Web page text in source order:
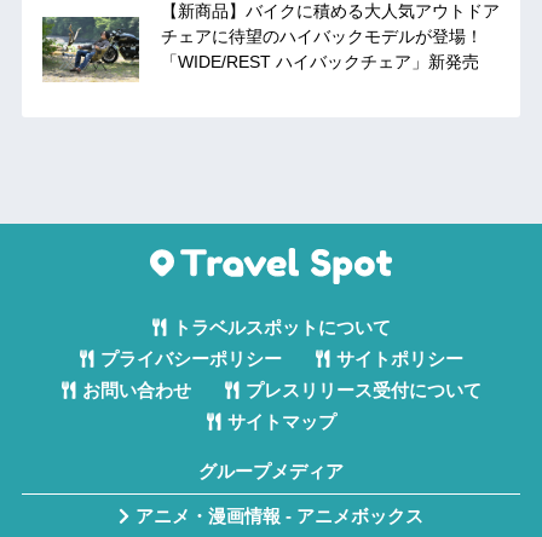
【新商品】バイクに積める大人気アウトドア
チェアに待望のハイバックモデルが登場！
「WIDE/REST ハイバックチェア」新発売
トラベルスポットについて
プライバシーポリシー
サイトポリシー
お問い合わせ
プレスリリース受付について
サイトマップ
グループメディア
アニメ・漫画情報 - アニメボックス